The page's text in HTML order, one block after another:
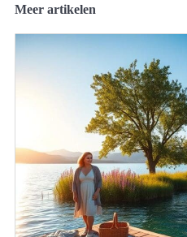
Meer artikelen